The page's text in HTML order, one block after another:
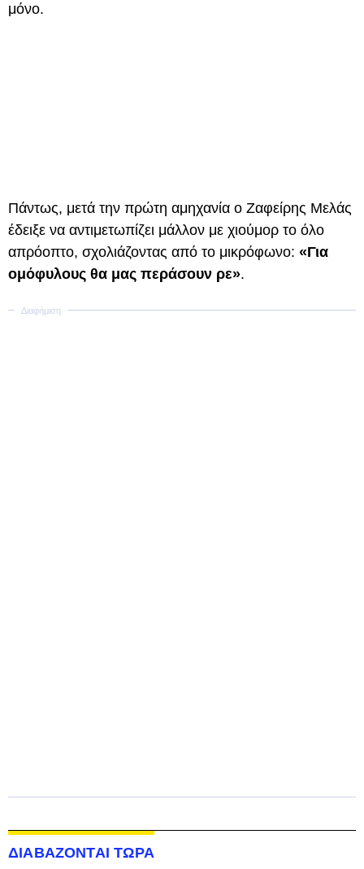
μόνο.
Πάντως, μετά την πρώτη αμηχανία ο Ζαφείρης Μελάς
έδειξε να αντιμετωπίζει μάλλον με χιούμορ το όλο
απρόοπτο, σχολιάζοντας από το μικρόφωνο: «Για
ομόφυλους θα μας περάσουν ρε».
ΔΙΑΒΑΖΟΝΤΑΙ ΤΩΡΑ